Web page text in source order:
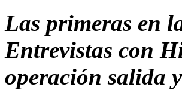
Las primeras en
Entrevistas con
operación salida